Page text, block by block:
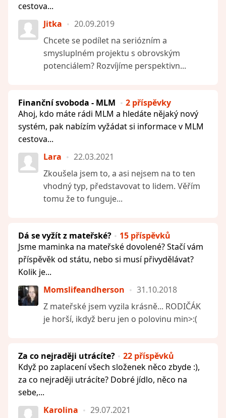
cestova...
Jitka
20.09.2019
Chcete se podílet na seriózním a
smysluplném projektu s obrovským
potenciálem? Rozvíjíme perspektivn...
Finanční svoboda - MLM
2 příspěvky
Ahoj, kdo máte rádi MLM a hledáte nějaký nový
systém, pak nabízím vyžádat si informace v MLM
cestova...
Lara
22.03.2021
Zkoušela jsem to, a asi nejsem na to ten
vhodný typ, představovat to lidem. Věřím
tomu že to funguje...
Dá se vyžít z mateřské?
15 příspěvků
Jsme maminka na mateřské dovolené? Stačí vám
příspěvěk od státu, nebo si musí přivydělávat?
Kolik je...
Momslifeandherson
31.10.2018
Z mateřské jsem vyzila krásně... RODIČÁK
je horší, ikdyž beru jen o polovinu min>:(
Za co nejraději utrácíte?
22 příspěvků
Když po zaplacení všech složenek něco zbyde :),
za co nejraději utrácíte? Dobré jídlo, něco na
sebe,...
Karolina
29.07.2021